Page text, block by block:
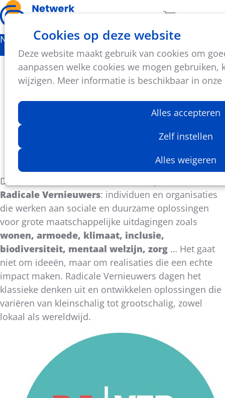
Cookies op deze website
Deze website maakt gebruik van cookies om
aanpassen welke cookies we mogen
wijzigen. Meer informatie is beschikbaar in onze
Alles accepteren
Zelf instellen
Alles weigeren
Aantal
Nieuws
Ben of ken jij een Radicale Vernieuwer?
Vernieuwers die werken aan sociale en duurzame
oplossingen. Stel je kandidaat!
20 september 2024
De Sociale InnovatieFabriek en haar partners zoeken
Radicale Vernieuwers: individuen en organisaties
die werken aan sociale en duurzame oplossingen
voor grote maatschappelijke uitdagingen zoals
wonen, armoede, klimaat, inclusie,
biodiversiteit, mentaal welzijn, zorg … Het gaat
niet om ideeën, maar om realisaties die een echte
impact maken. Radicale Vernieuwers dagen het
klassieke denken uit en ontwikkelen oplossingen die
variëren van kleinschalig tot grootschalig, zowel
lokaal als wereldwijd.